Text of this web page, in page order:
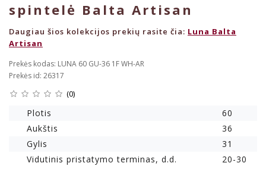
spintelė Balta Artisan
Daugiau šios kolekcijos prekių rasite čia: Luna Balta
Artisan
Prekės kodas: LUNA 60 GU-36 1F WH-AR
Prekės id: 26317
(0)
Plotis
60
Aukštis
36
Gylis
31
Vidutinis pristatymo terminas, d.d.
20-30